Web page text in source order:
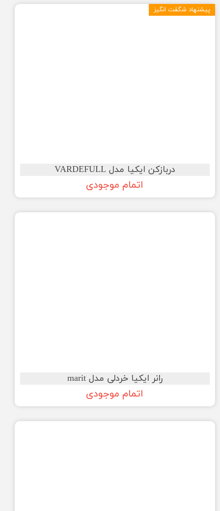
دربازکن ایکیا مدل VARDEFULL
اتمام موجودی
پیشنهاد شگفت انگیز
رانر ایکیا خردلی مدل marit
اتمام موجودی